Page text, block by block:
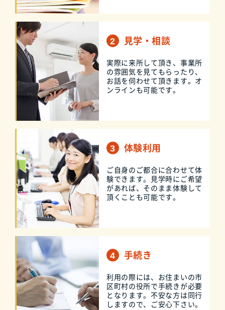
見学・相談
実際に来所して頂き、事業所
の雰囲気を見てもらったり、
お話を伺わせて頂きます。オ
ンラインも可能です。
体験利用
ご自身のご都合に合わせて体
験できます。見学時にご希望
があれば、そのまま体験して
頂くことも可能です。
手続き
利用の際には、お住まいの市
区町村の役所で手続きが必要
となります。不安な方は同行
しますので、ご安心下さい。